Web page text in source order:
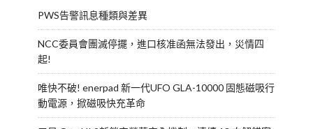
PWS告警訊息種類與差異
NCC委員會團滅停擺，進口核准函無法發出，災情四
起!
唯快不破! enerpad 新一代UFO GLA-10000 固態磁吸行
動電源，掀磁吸快充革命